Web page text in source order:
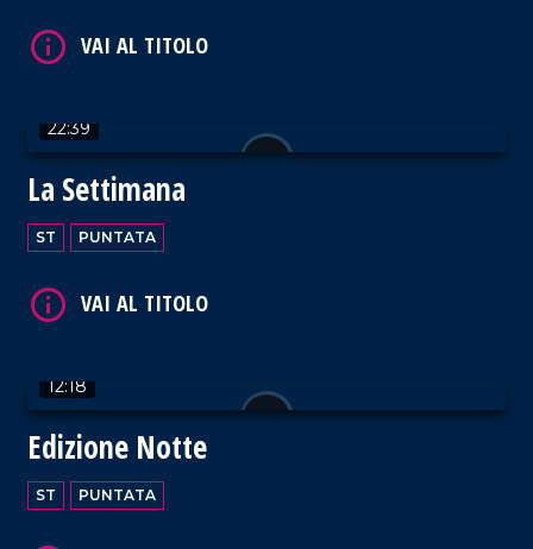
22:39
La Settimana
ST PUNTATA
12:18
Edizione Notte
ST PUNTATA